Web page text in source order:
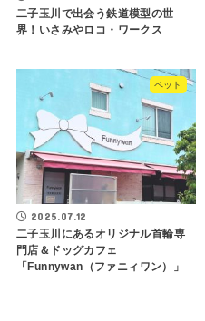
二子玉川で出会う鉄道模型の世
界！いさみやロコ・ワークス
ペット
2025.07.12
二子玉川にあるオリジナル首輪専
門店＆ドッグカフェ
「Funnywan（ファニィワン）」